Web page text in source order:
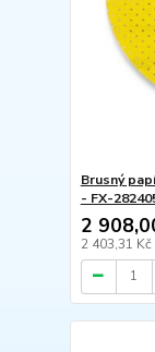
Brusný
- FX-
2
2 403,31 Kč